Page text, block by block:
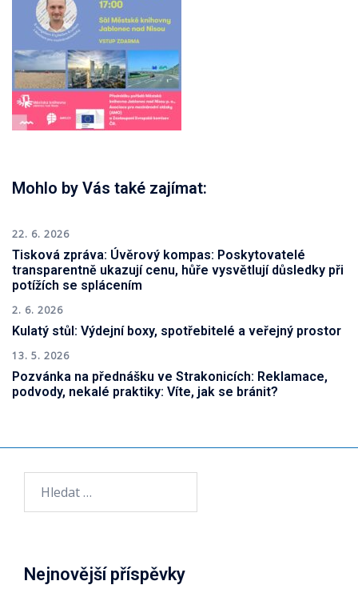
Mohlo by Vás také zajímat:
22. 6. 2026
Tisková zpráva: Úvěrový kompas: Poskytovatelé
transparentně ukazují cenu, hůře vysvětlují důsledky při
potížích se splácením
2. 6. 2026
Kulatý stůl: Výdejní boxy, spotřebitelé a veřejný prostor
13. 5. 2026
Pozvánka na přednášku ve Strakonicích: Reklamace,
podvody, nekalé praktiky: Víte, jak se bránit?
Nejnovější příspěvky